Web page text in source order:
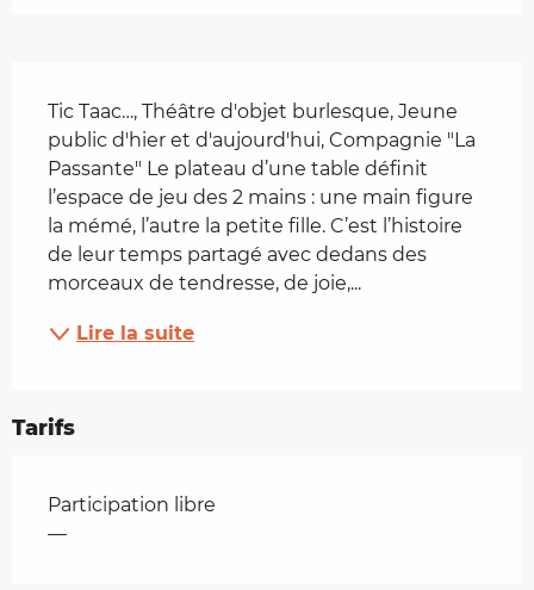
Tic Taac…, Théâtre d'objet burlesque, Jeune
public d'hier et d'aujourd'hui, Compagnie "La
Passante" Le plateau d’une table définit
l’espace de jeu des 2 mains : une main figure
la mémé, l’autre la petite fille. C’est l’histoire
de leur temps partagé avec dedans des
morceaux de tendresse, de joie,...
Lire la suite
Tarifs
Tarifs 2026
Participation libre
—